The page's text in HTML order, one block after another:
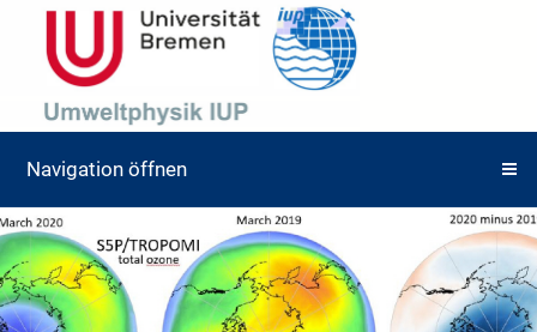
Navigation öffnen